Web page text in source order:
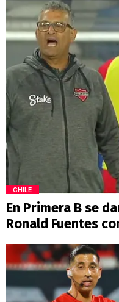
CHILE
En Primera B se
Ronald Fuentes